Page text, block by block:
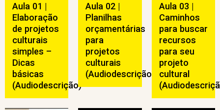
Aula 01 |
Elaboração
de projetos
culturais
simples –
Dicas
básicas
(Audiodescrição)
Aula 02 |
Planilhas
orçamentárias
para
projetos
culturais
(Audiodescrição)
Aula 03 |
Caminhos
para buscar
recursos
para seu
projeto
cultural